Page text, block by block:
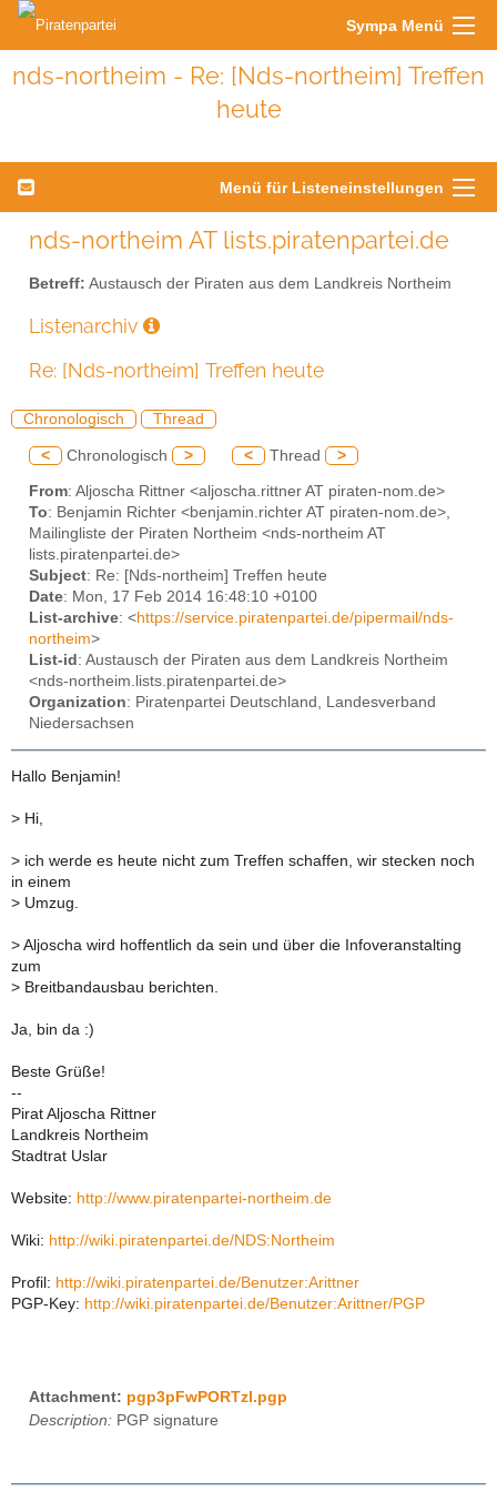
Sympa Menü
nds-northeim - Re: [Nds-northeim] Treffen
heute
Menü für Listeneinstellungen
nds-northeim AT lists.piratenpartei.de
Betreff: Austausch der Piraten aus dem Landkreis Northeim
Listenarchiv
Re: [Nds-northeim] Treffen heute
Chronologisch Thread
< Chronologisch > < Thread >
From: Aljoscha Rittner <aljoscha.rittner AT piraten-nom.de>
To: Benjamin Richter <benjamin.richter AT piraten-nom.de>,
Mailingliste der Piraten Northeim <nds-northeim AT
lists.piratenpartei.de>
Subject: Re: [Nds-northeim] Treffen heute
Date: Mon, 17 Feb 2014 16:48:10 +0100
List-archive: <https://service.piratenpartei.de/pipermail/nds-
northeim>
List-id : Austausch der Piraten aus dem Landkreis Northeim
<nds-northeim.lists.piratenpartei.de>
Organization: Piratenpartei Deutschland, Landesverband
Niedersachsen
Hallo Benjamin!
> Hi,
> ich werde es heute nicht zum Treffen schaffen, wir stecken noch
in einem
> Umzug.
> Aljoscha wird hoffentlich da sein und über die Infoveranstalting
zum
> Breitbandausbau berichten.
Ja, bin da :)
Beste Grüße!
--
Pirat Aljoscha Rittner
Landkreis Northeim
Stadtrat Uslar
Website: http://www.piratenpartei-northeim.de
Wiki: http://wiki.piratenpartei.de/NDS:Northeim
Profil: http://wiki.piratenpartei.de/Benutzer:Arittner
PGP-Key: http://wiki.piratenpartei.de/Benutzer:Arittner/PGP
Attachment: pgp3pFwPORTzI.pgp
Description: PGP signature